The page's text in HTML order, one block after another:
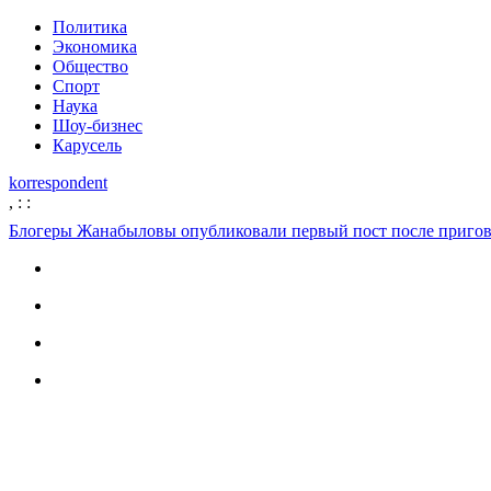
Политика
Экономика
Общество
Спорт
Наука
Шоу-бизнес
Карусель
korrespondent
, : :
Блогеры Жанабыловы опубликовали первый пост после